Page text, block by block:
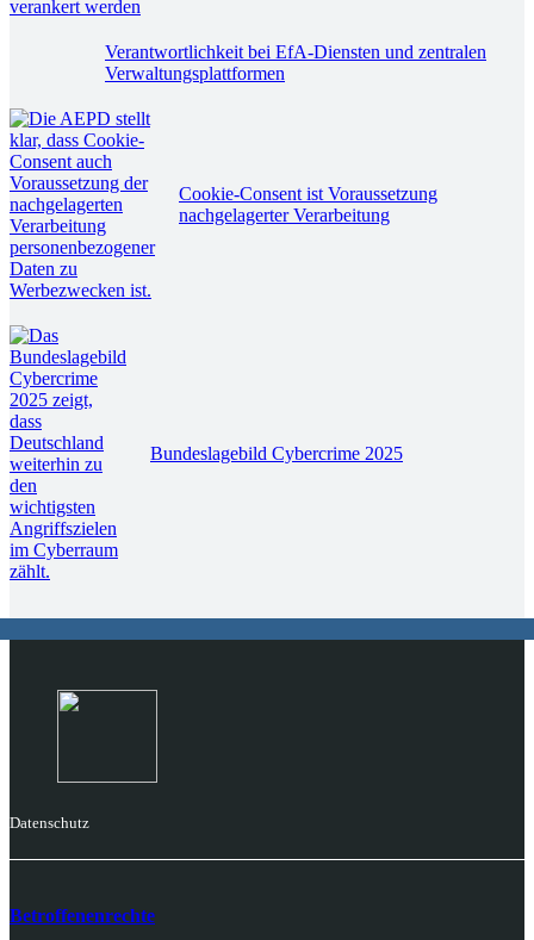
Verantwortlichkeit bei EfA-Diensten und zentralen
Verwaltungsplattformen
Cookie-Consent ist Voraussetzung
nachgelagerter Verarbeitung
Bundeslagebild Cybercrime 2025
Datenschutz
Betroffenenrechte